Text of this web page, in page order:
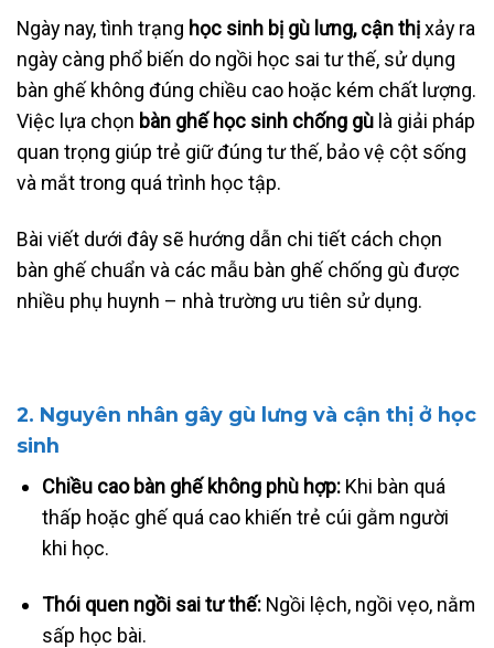
Ngày nay, tình trạng học sinh bị gù lưng, cận thịxảy ra
ngày càng phổ biến do ngồi học sai tư thế, sử dụng
bàn ghế không đúng chiều cao hoặc kém chất lượng.
Việc lựa chọn bàn ghế học sinh chống gù là giải pháp
quan trọng giúp trẻ giữ đúng tư thế, bảo vệ cột sống
và mắt trong quá trình học tập.
Bài viết dưới đây sẽ hướng dẫn chi tiết cách chọn
bàn ghế chuẩn và các mẫu bàn ghế chống gù được
nhiều phụ huynh – nhà trường ưu tiên sử dụng.
2. Nguyên nhân gây gù lưng và cận thị ở học
sinh
Chiều cao bàn ghế không phù hợp: Khi bàn quá
thấp hoặc ghế quá cao khiến trẻ cúi gằm người
khi học.
Thói quen ngồi sai tư thế: Ngồi lệch, ngồi vẹo, nằm
sấp học bài.